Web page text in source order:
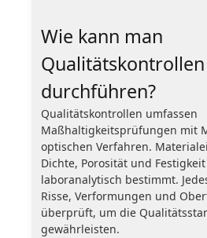
Wie kann man
Qualitätskontrollen
durchführen?
Qualitätskontrollen umfassen
Maßhaltigkeitsprüfungen mit
optischen Verfahren.
Dichte, Porosität und
laboranalytisch bestimmt.
Risse, Verformungen und
überprüft, um die
gewährleisten.